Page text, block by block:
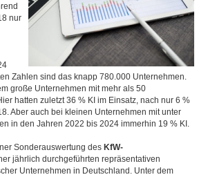
nur
Zahlen sind das knapp 780.000 Unternehmen.
große Unternehmen mit mehr als 50
hatten zuletzt 36 % KI im Einsatz, nach nur 6 %
Aber auch bei kleinen Unternehmen mit unter
in den Jahren 2022 bis 2024 immerhin 19 % KI.
Sonderauswertung des KfW-
jährlich durchgeführten repräsentativen
Unternehmen in Deutschland. Unter dem